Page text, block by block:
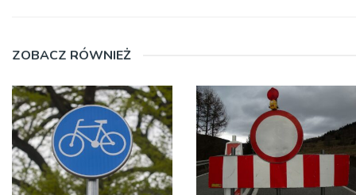
ZOBACZ RÓWNIEŻ